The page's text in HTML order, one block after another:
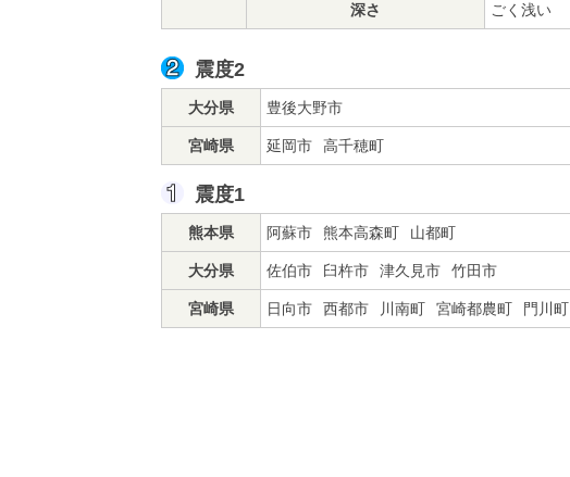
深さ ごく浅い
震度2
大分県 豊後大野市
宮崎県 延岡市 高千穂町
震度1
熊本県 阿蘇市 熊本高森町 山都町
大分県 佐伯市 臼杵市 津久見市 竹田市
宮崎県 日向市 西都市 川南町 宮崎都農町 門川町